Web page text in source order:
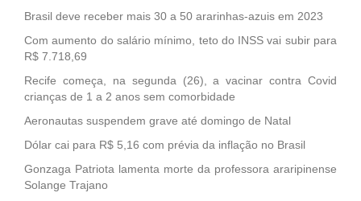
Brasil deve receber mais 30 a 50 ararinhas-azuis em 2023
Com aumento do salário mínimo, teto do INSS vai subir para
R$ 7.718,69
Recife começa, na segunda (26), a vacinar contra Covid
crianças de 1 a 2 anos sem comorbidade
Aeronautas suspendem grave até domingo de Natal
Dólar cai para R$ 5,16 com prévia da inflação no Brasil
Gonzaga Patriota lamenta morte da professora araripinense
Solange Trajano